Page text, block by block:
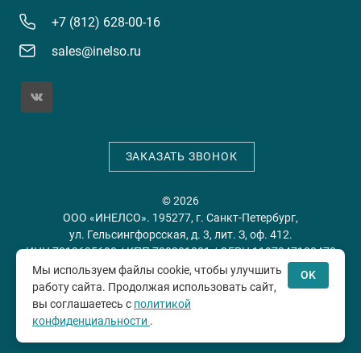
+7 (812) 628-00-16
sales@inelso.ru
ЗАКАЗАТЬ ЗВОНОК
© 2026
ООО «ИНЕЛСО». 195277, г. Санкт-Петербург,
ул. Гельсингфорсская, д. 3, лит. З, оф. 412.
ИНН 7813635698 / КПП 780201001 / ОГРН 1197847128478
Политика конфиденциальности
соглашение
Мы используем файлы cookie, чтобы улучшить
работу сайта. Продолжая использовать сайт,
вы соглашаетесь с политикой
конфиденциальности .
OK